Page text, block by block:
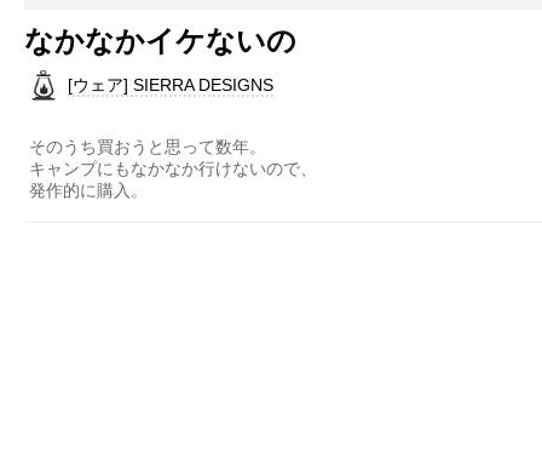
なかなかイケないの
[ウェア] SIERRA DESIGNS
そのうち買おうと思って数年。
キャンプにもなかなか行けないので、
発作的に購入。